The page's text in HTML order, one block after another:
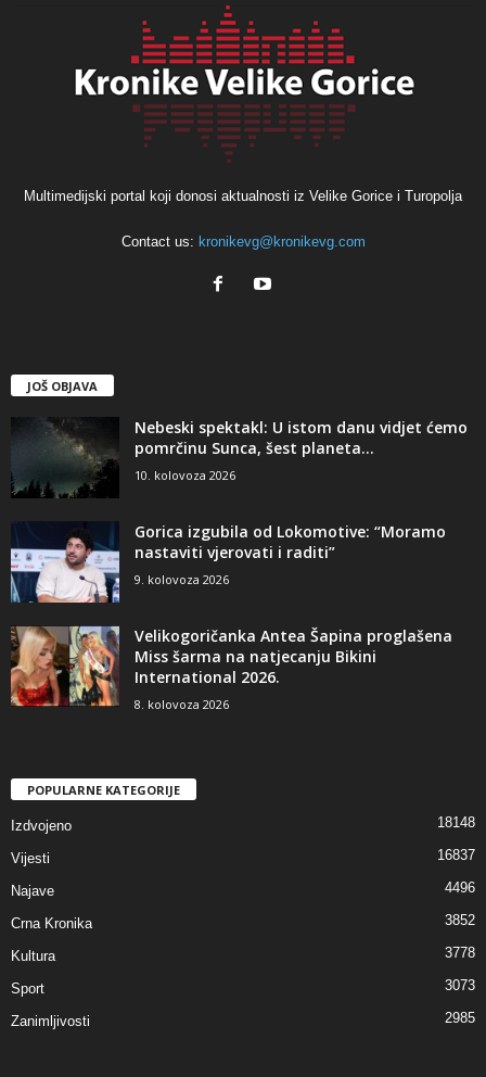
Multimedijski portal koji donosi aktualnosti iz Velike Gorice i Turopolja
Contact us: kronikevg@kronikevg.com
JOŠ OBJAVA
Nebeski spektakl: U istom danu vidjet ćemo
pomrčinu Sunca, šest planeta...
10. kolovoza 2026
Gorica izgubila od Lokomotive: “Moramo
nastaviti vjerovati i raditi”
9. kolovoza 2026
Velikogoričanka Antea Šapina proglašena
Miss šarma na natjecanju Bikini
International 2026.
8. kolovoza 2026
POPULARNE KATEGORIJE
Izdvojeno 18148
Vijesti 16837
Najave 4496
Crna Kronika 3852
Kultura 3778
Sport 3073
Zanimljivosti 2985